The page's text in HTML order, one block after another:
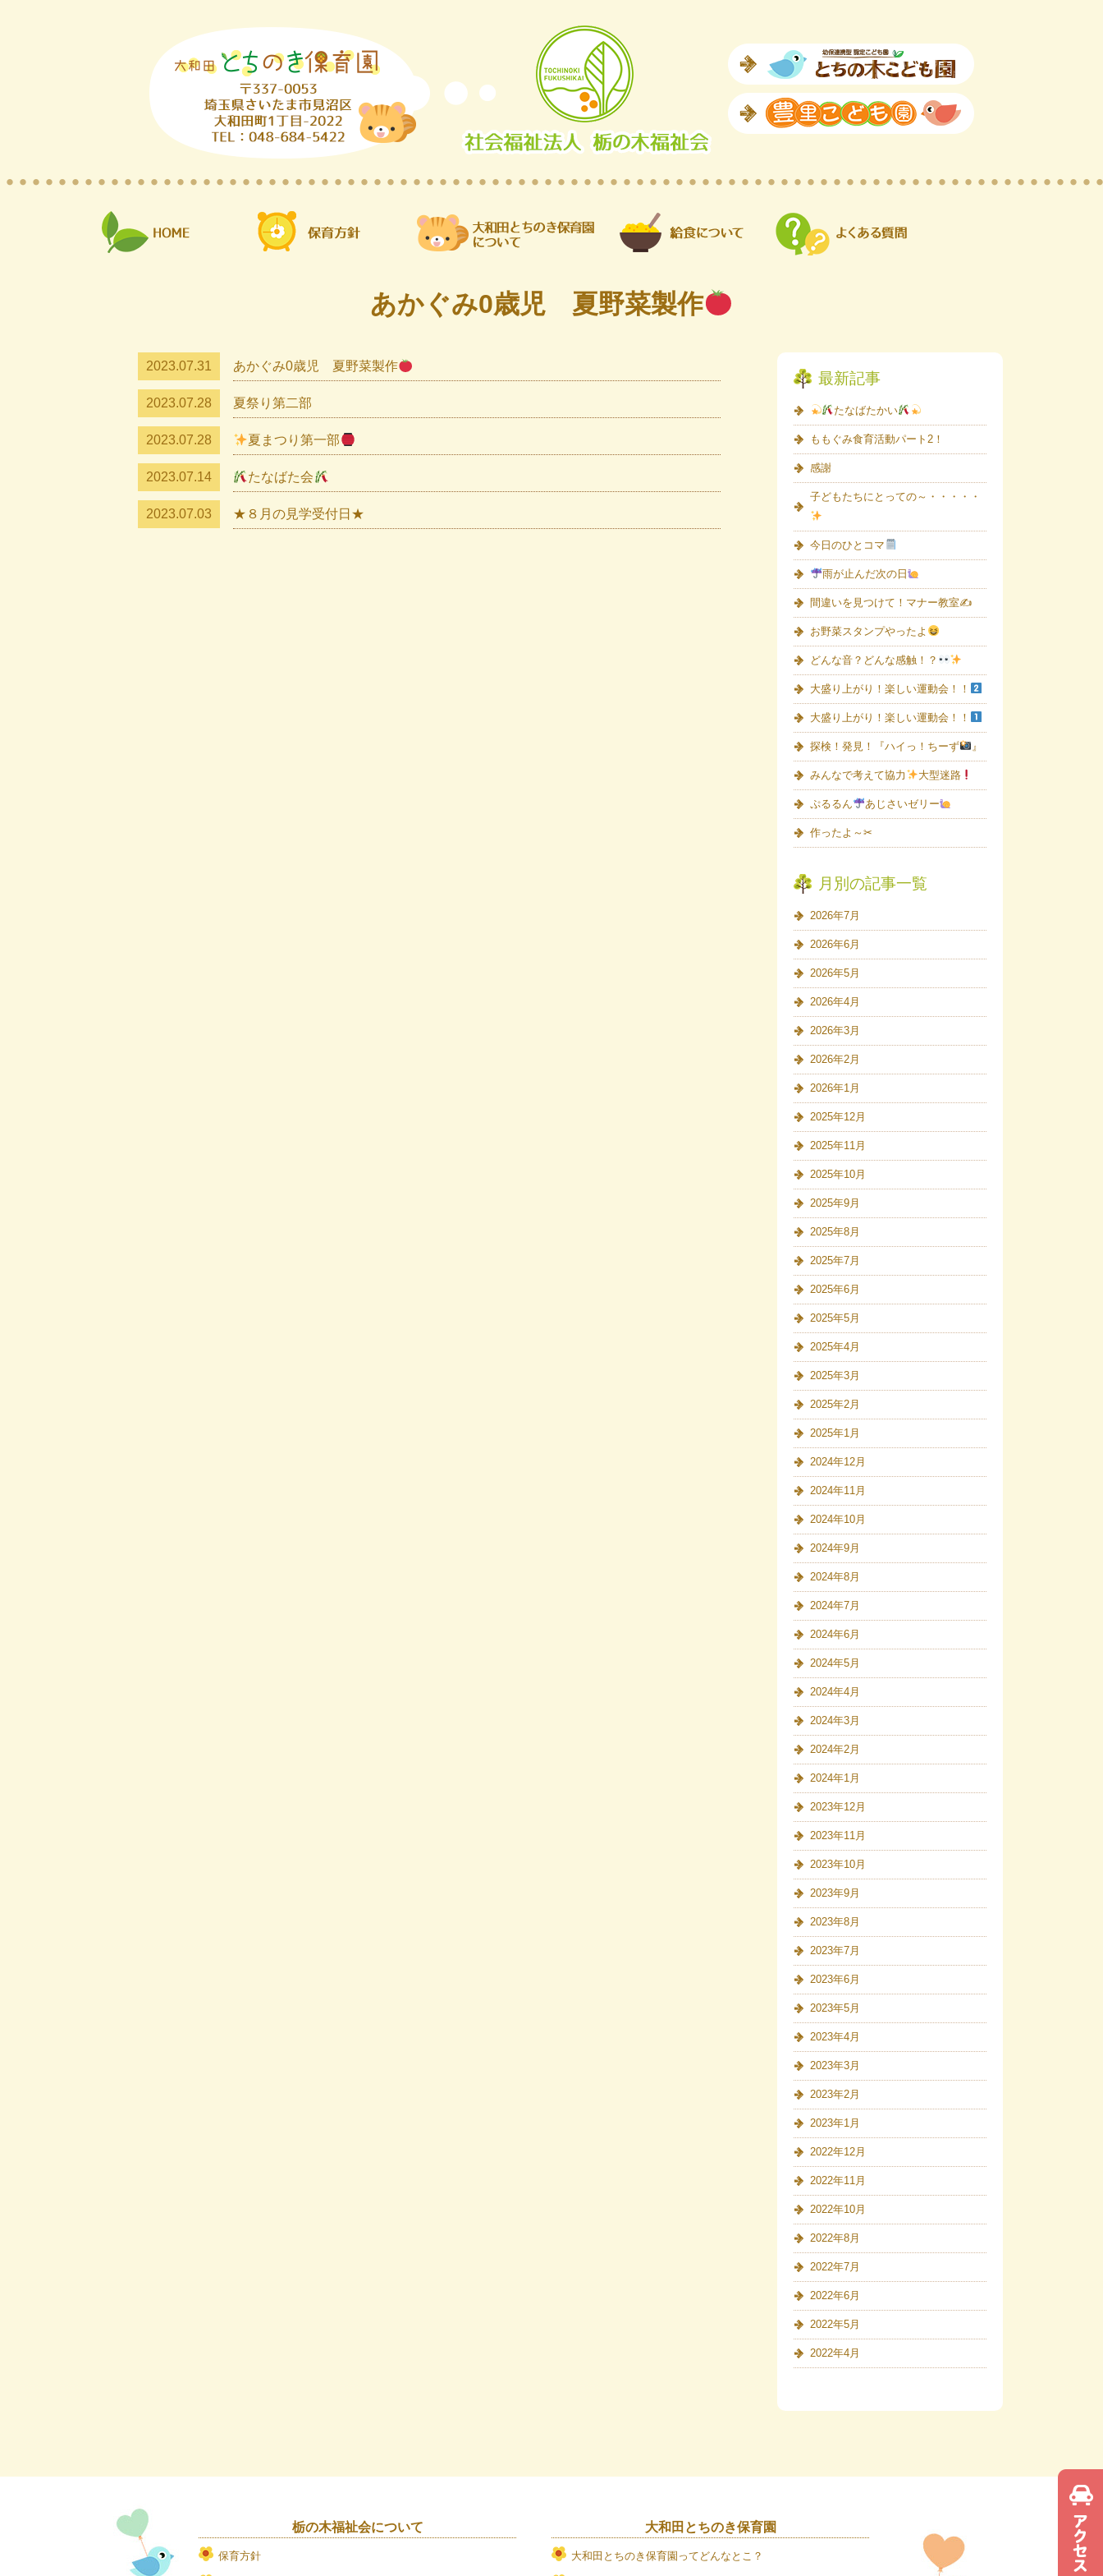
あかぐみ0歳児 夏野菜製作
2023.07.31 あかぐみ0歳児 夏野菜製作
2023.07.28 夏祭り第二部
2023.07.28 夏まつり第一部
2023.07.14 たなばた会
2023.07.03 ★８月の見学受付日★
最新記事
たなばたかい
ももぐみ食育活動パート2！
感謝
子どもたちにとっての～・・・・・
今日のひとコマ
雨が止んだ次の日
間違いを見つけて！マナー教室✍
お野菜スタンプやったよ
どんな音？どんな感触！？
大盛り上がり！楽しい運動会！！
大盛り上がり！楽しい運動会！！
探検！発見！『ハイっ！ちーず 』
みんなで考えて協力 大型迷路
ぷるるん あじさいゼリー
作ったよ～✂
月別の記事一覧
2026年7月
2026年6月
2026年5月
2026年4月
2026年3月
2026年2月
2026年1月
2025年12月
2025年11月
2025年10月
2025年9月
2025年8月
2025年7月
2025年6月
2025年5月
2025年4月
2025年3月
2025年2月
2025年1月
2024年12月
2024年11月
2024年10月
2024年9月
2024年8月
2024年7月
2024年6月
2024年5月
2024年4月
2024年3月
2024年2月
2024年1月
2023年12月
2023年11月
2023年10月
2023年9月
2023年8月
2023年7月
2023年6月
2023年5月
2023年4月
2023年3月
2023年2月
2023年1月
2022年12月
2022年11月
2022年10月
2022年8月
2022年7月
2022年6月
2022年5月
2022年4月
栃の木福祉会について
保育方針
大和田とちのき保育園
大和田とちのき保育園ってどんなとこ？